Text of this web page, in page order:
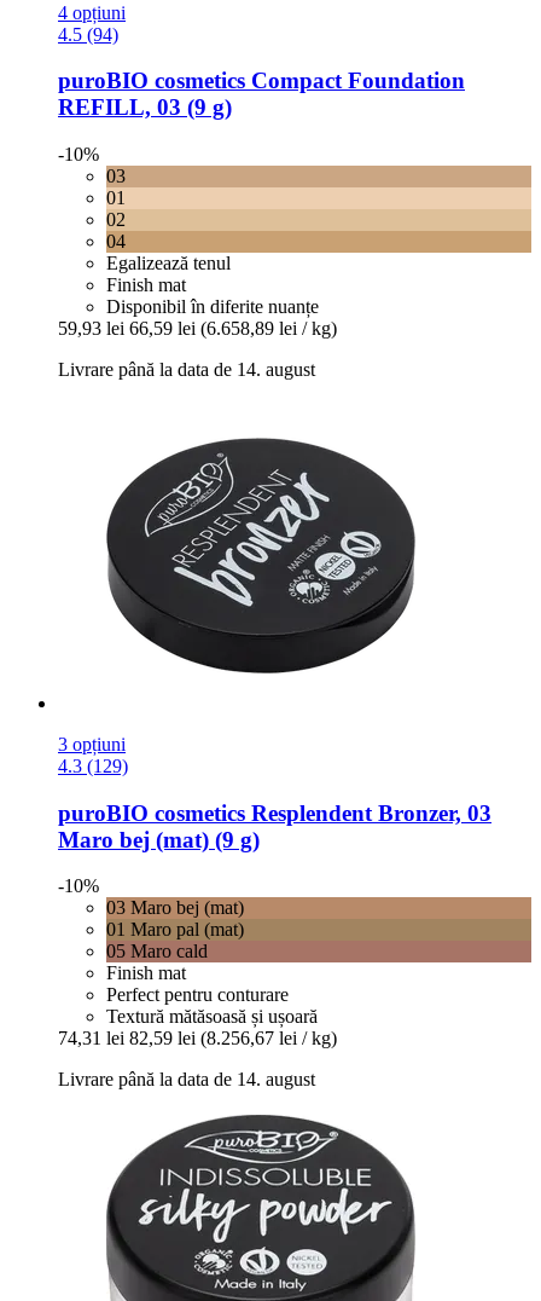
4 opțiuni
4.5 (94)
puroBIO cosmetics Compact Foundation
REFILL, 03 (9 g)
-10%
03
01
02
04
Egalizează tenul
Finish mat
Disponibil în diferite nuanțe
59,93 lei 66,59 lei (6.658,89 lei / kg)
Livrare până la data de 14. august
3 opțiuni
4.3 (129)
puroBIO cosmetics Resplendent Bronzer, 03
Maro bej (mat) (9 g)
-10%
03 Maro bej (mat)
01 Maro pal (mat)
05 Maro cald
Finish mat
Perfect pentru conturare
Textură mătăsoasă și ușoară
74,31 lei 82,59 lei (8.256,67 lei / kg)
Livrare până la data de 14. august